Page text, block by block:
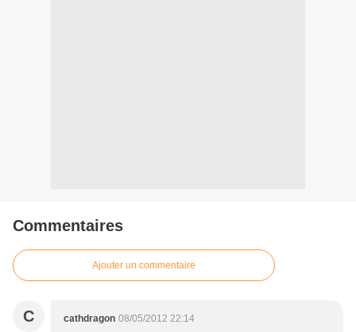
Commentaires
Ajouter un commentaire
C cathdragon 08/05/2012 22:14